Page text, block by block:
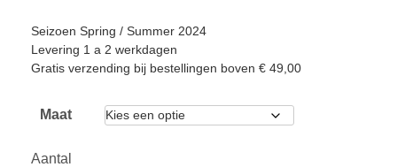
Seizoen Spring / Summer 2024
Levering 1 a 2 werkdagen
Gratis verzending bij bestellingen boven € 49,00
Maat
Aantal